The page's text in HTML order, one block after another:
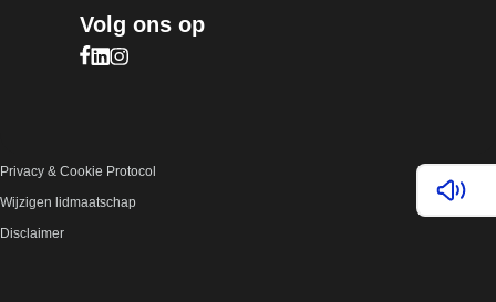
Lees
Volg ons op
Bezoek onze Facebook pagina (opent in nieuw
Bezoek onze LinkedIn pagina (opent in nieuw
Bezoek onze Instagram pagina (opent in
Privacy & Cookie Protocol
Wijzigen lidmaatschap
Disclaimer